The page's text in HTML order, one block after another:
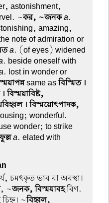
astonishment,
~কর, ~জনকa.
amazing,
note of admiration or
a. (of eyes) widened
. beside oneself with
. lost in wonder or
same asবিস্মিত ।
বিস্ময়াবিষ্ট,
। বিস্ময়োৎপাদক,
wonderful.
wonder; to strike
a. elated with
চমৎকৃত ভাব বা অবস্থা।
, ~জনক, বিস্ময়াবহবিণ.
~বিহ্বল,